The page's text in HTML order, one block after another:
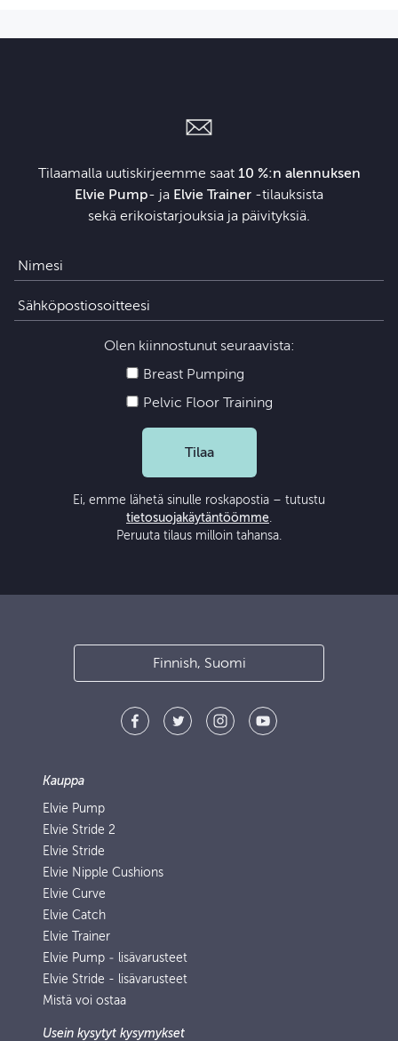
Tilaamalla uutiskirjeemme saat 10 %:n alennuksen
Elvie Pump- ja Elvie Trainer ‑tilauksista
sekä erikoistarjouksia ja päivityksiä.
Olen kiinnostunut seuraavista:
Breast Pumping
Pelvic Floor Training
Tilaa
Ei, emme lähetä sinulle roskapostia – tutustu
tietosuojakäytäntöömme.
Peruuta tilaus milloin tahansa.
Finnish, Suomi
Kauppa
Elvie Pump
Elvie Stride 2
Elvie Stride
Elvie Nipple Cushions
Elvie Curve
Elvie Catch
Elvie Trainer
Elvie Pump ‑ lisävarusteet
Elvie Stride - lisävarusteet
Mistä voi ostaa
Usein kysytyt kysymykset